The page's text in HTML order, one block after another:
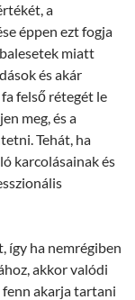
a
éppen ezt fogja
miatt
és akár
felső rétegét le
meg, és a
Tehát, ha
karcolásainak és
így ha nemrégiben
akkor valódi
akarja tartani